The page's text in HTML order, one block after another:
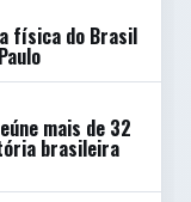
física do Brasil
mais de 32
brasileira